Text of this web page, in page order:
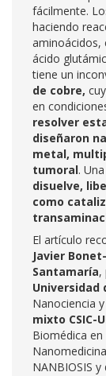
fácilmente.
haciendo
aminoácidos,
ácido
tiene un
de cobre,
en
resolver
diseñaron
metal,
tumoral.
disuelve,
como
El artículo
Javier
Santamaría,
Universidad
Nanociencia
mixto CSIC-
Biomédica
NANBIOSIS